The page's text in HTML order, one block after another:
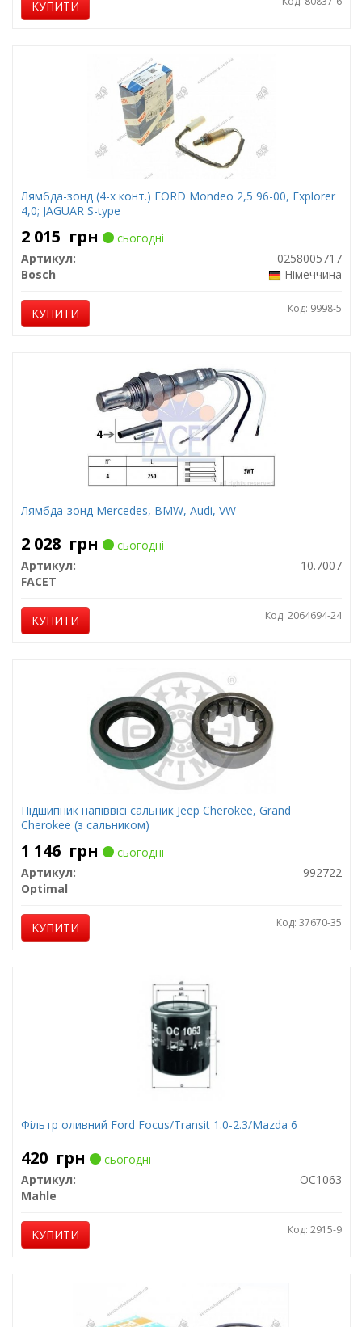
КУПИТИ
Лямбда-зонд (4-х конт.) FORD Mondeo 2,5 96-00, Explorer
4,0; JAGUAR S-type
2 015 грн
сьогодні
Артикул:
0258005717
Bosch
Німеччина
КУПИТИ Код: 9998-5
Лямбда-зонд Mercedes, BMW, Audi, VW
2 028 грн
сьогодні
Артикул:
10.7007
FACET
КУПИТИ Код: 2064694-24
Підшипник напіввісі сальник Jeep Cherokee, Grand
Cherokee (з сальником)
1 146 грн
сьогодні
Артикул:
992722
Optimal
КУПИТИ Код: 37670-35
Фільтр оливний Ford Focus/Transit 1.0-2.3/Mazda 6
420 грн
сьогодні
Артикул:
OC1063
Mahle
КУПИТИ Код: 2915-9